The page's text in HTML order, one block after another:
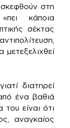
στη
κάποια
σέκτας
διατηρεί
ένα βαθιά
είναι ότι
αναγκαίος